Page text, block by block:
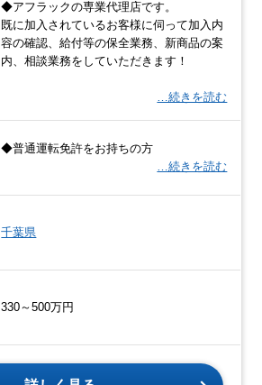
◆アフラックの専業代理店です。
既に加入されているお客様に伺って加入内
容の確認、給付等の保全業務、新商品の案
内、相談業務をしていただきます！
…続きを読む
◆普通運転免許をお持ちの方
…続きを読む
千葉県
330～500万円